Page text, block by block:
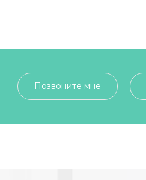
Позвоните мне